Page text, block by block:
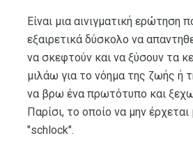
Είναι μια αινιγματική ερώτηση
εξαιρετικά δύσκολο να
να σκεφτούν και να ξύσουν τα
μιλάω για το νόημα της ζωής ή
να βρω ένα πρωτότυπο και
Παρίσι, το οποίο να μην
"schlock".